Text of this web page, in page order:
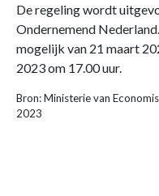
De regeling wordt
Ondernemend
mogelijk van 21 maart
2023 om 17.00 uur.
Bron: Ministerie van
2023